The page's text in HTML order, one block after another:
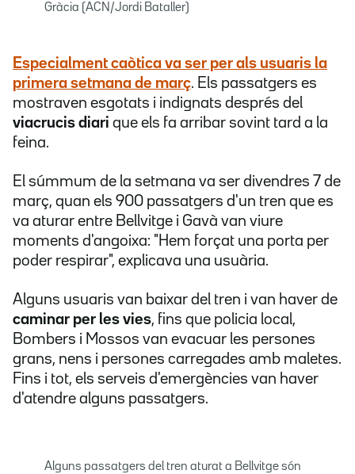
Gràcia (ACN/Jordi Bataller)
Especialment caòtica va ser per als usuaris la
primera setmana de març. Els passatgers es
mostraven esgotats i indignats després del
viacrucis diari que els fa arribar sovint tard a la
feina.
El súmmum de la setmana va ser divendres 7 de
març, quan els 900 passatgers d'un tren que es
va aturar entre Bellvitge i Gavà van viure
moments d'angoixa: "Hem forçat una porta per
poder respirar", explicava una usuària.
Alguns usuaris van baixar del tren i van haver de
caminar per les vies, fins que policia local,
Bombers i Mossos van evacuar les persones
grans, nens i persones carregades amb maletes.
Fins i tot, els serveis d'emergències van haver
d'atendre alguns passatgers.
Alguns passatgers del tren aturat a Bellvitge són